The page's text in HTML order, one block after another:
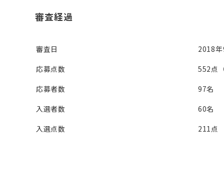
審査経過
審査日
2018
応募点数
552点
応募者数
97名
入選者数
60名
入選点数
211点